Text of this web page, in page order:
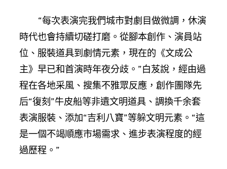
“每次表演完我們城市對劇目做微調，休演
時代也會持續切磋打磨。從腳本創作、演員站
位、服裝道具到劇情元素，現在的《文成公
主》早已和首演時年夜分歧。”白芨說，經由過
程在各地采風、搜集不雅眾反應，創作團隊先
后“復刻”牛皮船等非遺文明道具、調換千余套
表演服裝、添加“吉利八寶”等躲文明元素。“這
是一個不竭順應市場需求、進步表演程度的經
過歷程。”